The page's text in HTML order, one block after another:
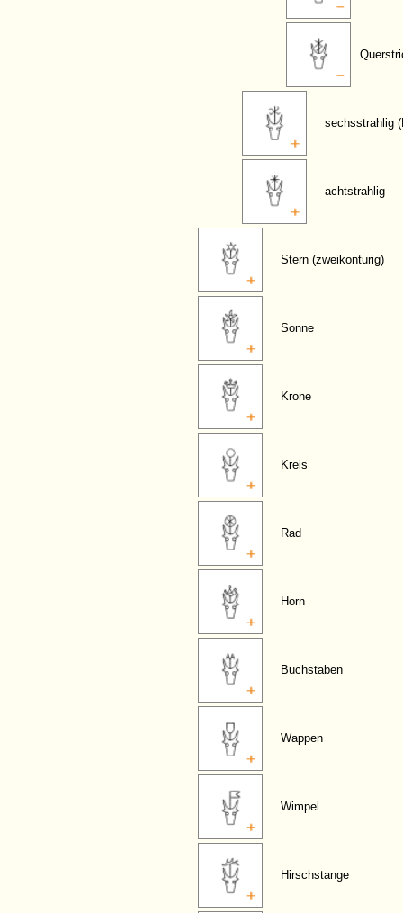
sechsstrahlig
achtstrahlig
Stern (zweikonturig)
Sonne
Krone
Kreis
Rad
Horn
Buchstaben
Wappen
Wimpel
Hirschstange